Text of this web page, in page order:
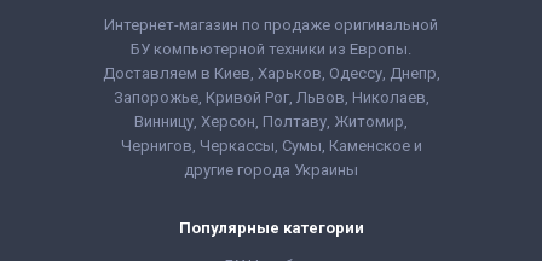
Интернет-магазин по продаже оригинальной
БУ компьютерной техники из Европы.
Доставляем в Киев, Харьков, Одессу, Днепр,
Запорожье, Кривой Рог, Львов, Николаев,
Винницу, Херсон, Полтаву, Житомир,
Чернигов, Черкассы, Сумы, Каменское и
другие города Украины
Популярные категории